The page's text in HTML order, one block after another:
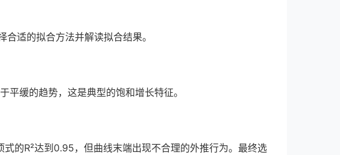
适的拟合方法并解读拟合结果。
缓的趋势，这是典型的饱和增长特征。
的R²达到0.95，但曲线末端出现不合理的外推行为。最终选